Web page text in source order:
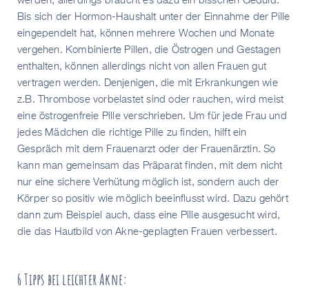
Bis sich der Hormon-Haushalt unter der Einnahme der Pille
eingependelt hat, können mehrere Wochen und Monate
vergehen. Kombinierte Pillen, die Östrogen und Gestagen
enthalten, können allerdings nicht von allen Frauen gut
vertragen werden. Denjenigen, die mit Erkrankungen wie
z.B. Thrombose vorbelastet sind oder rauchen, wird meist
eine östrogenfreie Pille verschrieben. Um für jede Frau und
jedes Mädchen die richtige Pille zu finden, hilft ein
Gespräch mit dem Frauenarzt oder der Frauenärztin. So
kann man gemeinsam das Präparat finden, mit dem nicht
nur eine sichere Verhütung möglich ist, sondern auch der
Körper so positiv wie möglich beeinflusst wird. Dazu gehört
dann zum Beispiel auch, dass eine Pille ausgesucht wird,
die das Hautbild von Akne-geplagten Frauen verbessert.
6 Tipps bei leichter Akne: